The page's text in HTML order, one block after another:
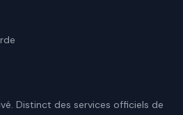
Distinct des services officiels de